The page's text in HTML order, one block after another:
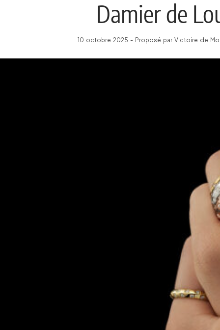
Damier de
10 octobre 2025 - Proposé par Victoire de